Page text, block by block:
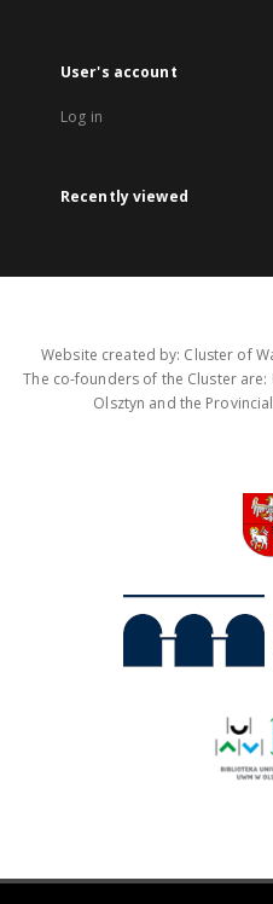
User's account
Log in
Recently viewed
Website created by: Cluster of
The co-founders of the Cluster
Olsztyn and the